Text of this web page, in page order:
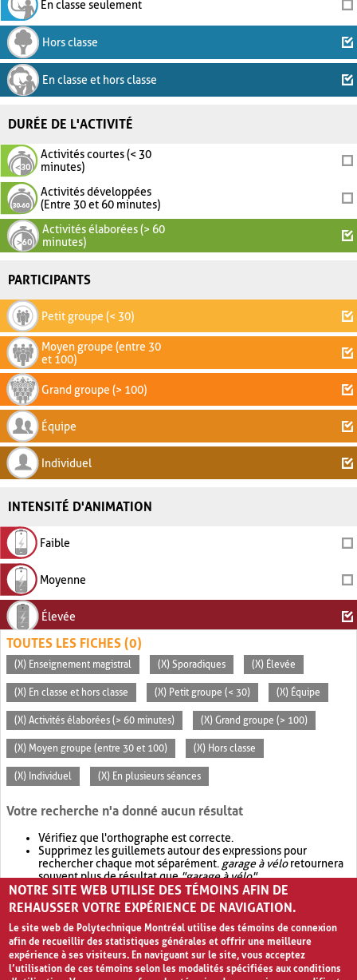
En classe seulement
Hors classe
En classe et hors classe
DURÉE DE L'ACTIVITÉ
Activités courtes (< 30
minutes)
Activités développées
(Entre 30 et 60 minutes)
Activités élaborées (> 60
minutes)
PARTICIPANTS
Petit groupe (< 30)
Moyen groupe (entre 30
et 100)
Grand groupe (> 100)
Équipe
Individuel
INTENSITÉ D'ANIMATION
Faible
Moyenne
Élevée
TOUTES LES FICHES (0)
(X) Enseignement magistral (X) Sporadiques (X) Élevée
(X) En classe et hors classe (X) Petit groupe (< 30) (X) Équipe
(X) Activités élaborées (> 60 minutes) (X) Grand groupe (> 100)
(X) Moyen groupe (entre 30 et 100) (X) Hors classe
(X) Individuel (X) En plusieurs séances
Votre recherche n'a donné aucun résultat
Vérifiez que l'orthographe est correcte.
Supprimez les guillemets autour des expressions pour
rechercher chaque mot séparément. garage à véloretournera
souvent plus de résultat que"garage à vélo".
Envisagez d'élargir votre recherche avec OR.garage OR vélo
retournera souvent plus de résultat quegarage à vélo
NOTRE SITE WEB UTILISE DES TÉMOINS AFIN DE
REHAUSSER VOTRE EXPÉRIENCE DE NAVIGATION.
Le site web de Polytechnique Montréal utilise des témoins de connexion
afin de recueillir des statistiques générales et offrir une meilleure
expérience à ses visiteurs. En naviguant sur le site, vous acceptez
l’utilisation de ces témoins selon les modalités spécifiées aux conditions